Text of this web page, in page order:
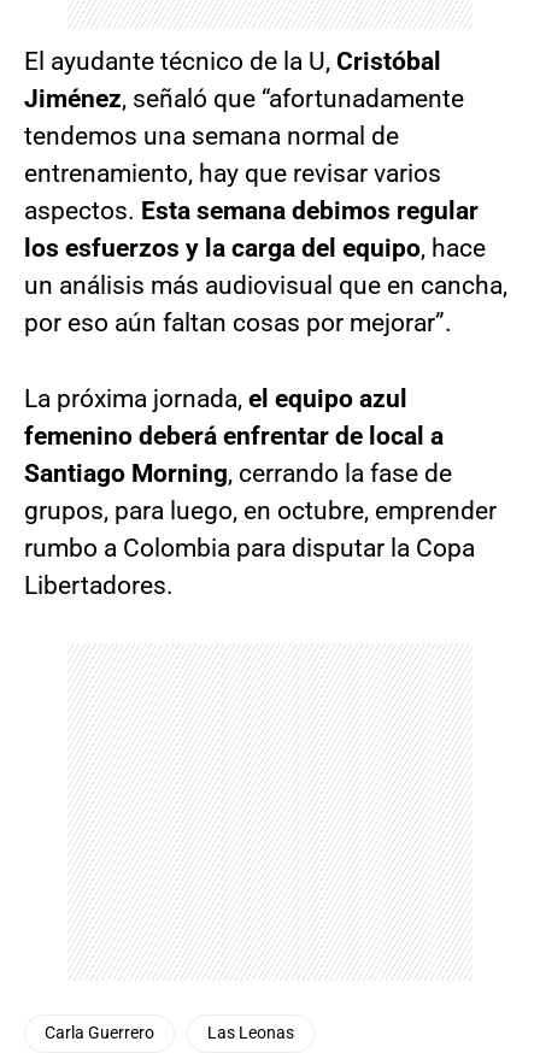
El ayudante técnico de la U, Cristóbal
Jiménez, señaló que “afortunadamente
tendemos una semana normal de
entrenamiento, hay que revisar varios
aspectos. Esta semana debimos regular
los esfuerzos y la carga del equipo, hace
un análisis más audiovisual que en cancha,
por eso aún faltan cosas por mejorar”.
La próxima jornada, el equipo azul
femenino deberá enfrentar de local a
Santiago Morning, cerrando la fase de
grupos, para luego, en octubre, emprender
rumbo a Colombia para disputar la Copa
Libertadores.
Carla Guerrero Las Leonas